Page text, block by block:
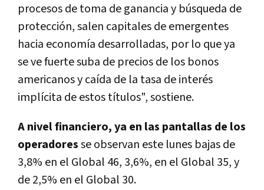
procesos de toma de ganancia y búsqueda de
protección, salen capitales de emergentes
hacia economía desarrolladas, por lo que ya
se ve fuerte suba de precios de los bonos
americanos y caída de la tasa de interés
implícita de estos títulos", sostiene.
A nivel financiero, ya en las pantallas de los
operadoresse observan este lunes bajas de
3,8% en el Global 46, 3,6%, en el Global 35, y
de 2,5% en el Global 30.